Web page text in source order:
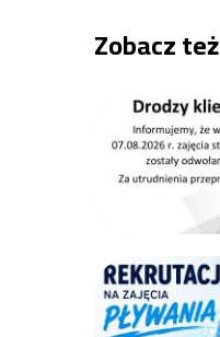
Zobacz też